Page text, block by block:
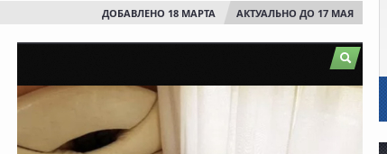
ДОБАВЛЕНО 18 МАРТА АКТУАЛЬНО ДО 17 МАЯ